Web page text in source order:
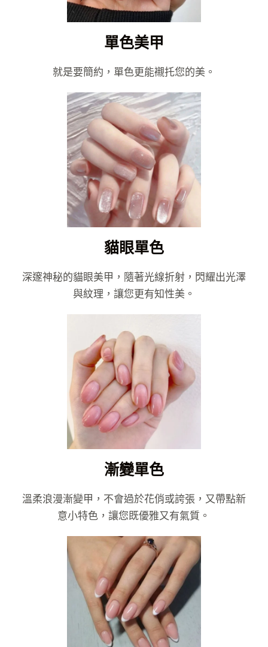
單色美甲
就是要簡約，單色更能襯托您的美。
貓眼單色
深邃神秘的貓眼美甲，隨著光線折射，閃耀出光澤
與紋理，讓您更有知性美。
漸變單色
溫柔浪漫漸變甲，不會過於花俏或誇張，又帶點新
意小特色，讓您既優雅又有氣質。